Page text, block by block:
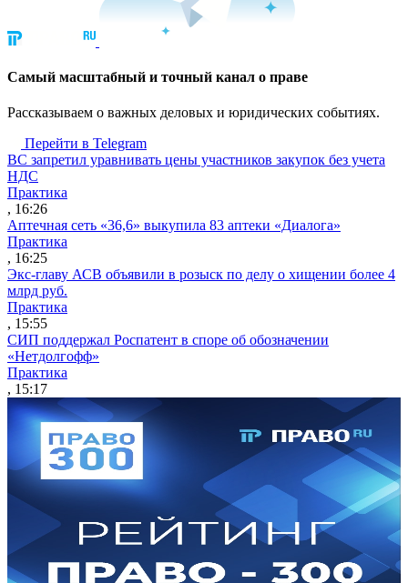
Cамый масштабный и точный канал о праве
Рассказываем о важных деловых и юридических событиях.
Перейти в Telegram
ВС запретил уравнивать цены участников закупок без учета
НДС
Практика
, 16:26
Аптечная сеть «36,6» выкупила 83 аптеки «Диалога»
Практика
, 16:25
Экс-главу АСВ объявили в розыск по делу о хищении более 4
млрд руб.
Практика
, 15:55
СИП поддержал Роспатент в споре об обозначении
«Нетдолгофф»
Практика
, 15:17